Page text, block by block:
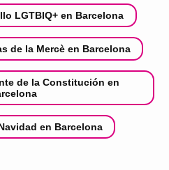
LGTBIQ+ en Barcelona
de la Mercè en Barcelona
de la Constitución en
en Barcelona